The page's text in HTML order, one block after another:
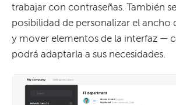
trabajar con contraseñas. También
posibilidad de personalizar el ancho
y mover elementos de la interfaz —
podrá adaptarla a sus necesidades.